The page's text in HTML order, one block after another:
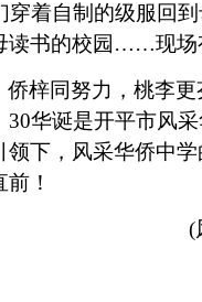
穿着自制的级服回
读书的校园……现场
梓同努力，桃李
30华诞是开平市风
下，风采华侨中
！
(